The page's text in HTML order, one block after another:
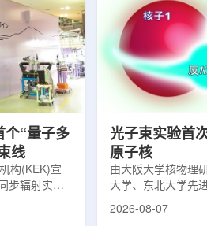
模拟。...
个“量子多
线
构(KEK)宣
步辐射实验
光子束实验首
原子核
由大阪大学核物理
大学、东北大学先
2026-08-07